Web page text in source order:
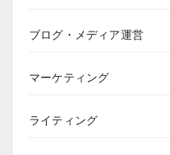
ブログ・メディア運営
マーケティング
ライティング